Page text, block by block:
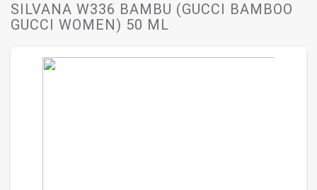
SILVANA W336 BAMBU (GUCCI BAMBOO
GUCCI WOMEN) 50 ML